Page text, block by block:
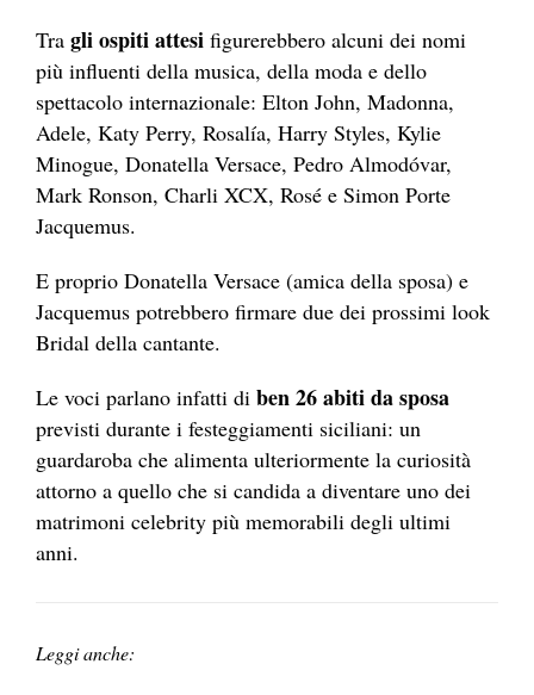
Tra gli ospiti attesi figurerebbero alcuni dei nomi
più influenti della musica, della moda e dello
spettacolo internazionale: Elton John, Madonna,
Adele, Katy Perry, Rosalía, Harry Styles, Kylie
Minogue, Donatella Versace, Pedro Almodóvar,
Mark Ronson, Charli XCX, Rosé e Simon Porte
Jacquemus.
E proprio Donatella Versace (amica della sposa) e
Jacquemus potrebbero firmare due dei prossimi look
Bridal della cantante.
Le voci parlano infatti di ben 26 abiti da sposa
previsti durante i festeggiamenti siciliani: un
guardaroba che alimenta ulteriormente la curiosità
attorno a quello che si candida a diventare uno dei
matrimoni celebrity più memorabili degli ultimi
anni.
Leggi anche: